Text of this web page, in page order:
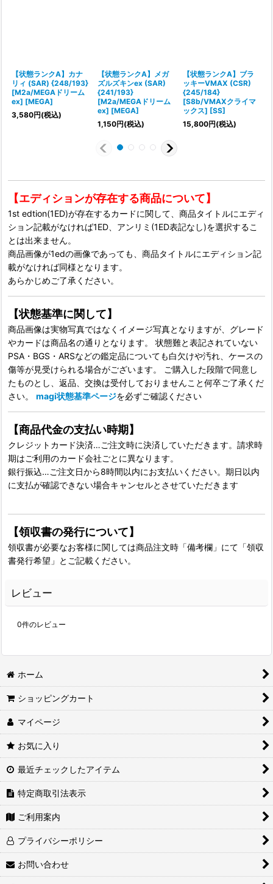
【状態ランクA】カナ
リィ (SAR) {248/193}
[M2a/MEGAドリーム
ex] [MEGA]
3,580円(税込)
【状態ランクA】メガ
ズルズキンex (SAR)
{241/193}
[M2a/MEGAドリーム
ex] [MEGA]
1,150円(税込)
【状態ランクA】ブラ
ッキーVMAX (CSR)
{245/184}
[S8b/VMAXクライマ
ックス] [SS]
15,800円(税込)
【エディションが存在する商品について】
1st edtion(1ED)が存在するカードに関して、商品タイトルにエディ
ション記載がなければ1ED、アンリミ(1ED表記なし)を選択するこ
とは出来ません。
商品画像が1edの画像であっても、商品タイトルにエディション記
載がなければ同様となります。
あらかじめご了承ください。
【状態基準に関して】
商品画像は実物写真ではなくイメージ写真となりますが、グレード
やカードは商品名の通りとなります。 状態難と表記されていない
PSA・BGS・ARSなどの鑑定品についても白欠けや汚れ、ケースの
傷等が見受けられる場合がございます。 ご購入した段階で同意し
たものとし、返品、交換は受付しておりませんこと何卒ご了承くだ
さい。 magi状態基準ページを必ずご確認ください
【商品代金の支払い時期】
クレジットカード決済…ご注文時に決済していただきます。請求時
期はご利用のカード会社ごとに異なります。
銀行振込…ご注文日から8時間以内にお支払いください。期日以内
に支払が確認できない場合キャンセルとさせていただきます
【領収書の発行について】
領収書が必要なお客様に関しては商品注文時「備考欄」にて「領収
書発行希望」とご記載ください。
レビュー
0件のレビュー
ホーム
ショッピングカート
マイページ
お気に入り
最近チェックしたアイテム
特定商取引法表示
ご利用案内
プライバシーポリシー
お問い合わせ